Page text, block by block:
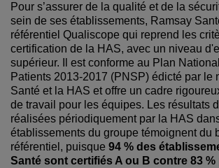
Pour s’assurer de la qualité et de la
sein de ses établissements, Ramsay
référentiel Qualiscope qui reprend les
certification de la HAS, avec un niveau
supérieur. Il est conforme au Plan
Patients 2013-2017 (PNSP) édicté par le
Santé et la HAS et offre un cadre
de travail pour les équipes. Les résultats
réalisées périodiquement par la HAS
établissements du groupe témoignent du
référentiel, puisque 94 % des
Santé sont certifiés A ou B contre 83 %